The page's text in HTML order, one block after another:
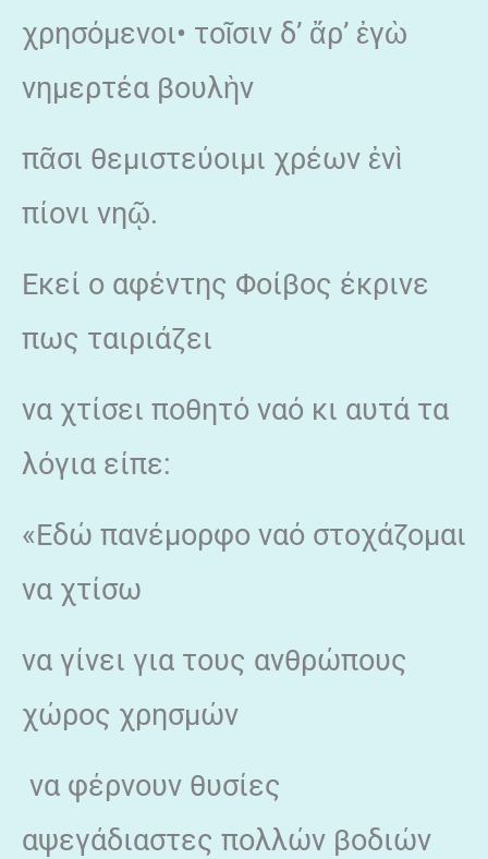
χρησόμενοι• τοῖσιν δ’ ἄρ’ ἐγὼ
νημερτέα βουλὴν
πᾶσι θεμιστεύοιμι χρέων ἐνὶ
πίονι νηῷ.
Εκεί ο αφέντης Φοίβος έκρινε
πως ταιριάζει
να χτίσει ποθητό ναό κι αυτά τα
λόγια είπε:
«Εδώ πανέμορφο ναό στοχάζομαι
να χτίσω
να γίνει για τους ανθρώπους
χώρος χρησμών
να φέρνουν θυσίες
αψεγάδιαστες πολλών βοδιών